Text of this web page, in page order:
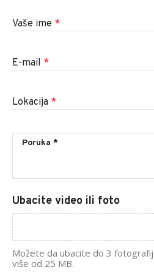
Vaše ime *
E-mail *
Lokacija *
Ubacite video ili foto
Možete da ubacite do 3
više od 25 MB.